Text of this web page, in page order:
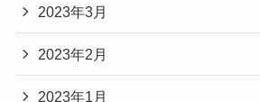
2023年3月
2023年2月
2023年1月